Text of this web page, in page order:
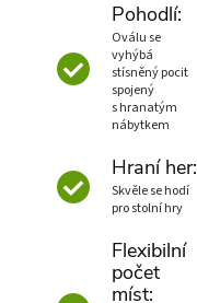
Pohodlí:
Oválu se
vyhýbá
stísněný pocit
spojený
s hranatým
nábytkem
Hraní her:
Skvěle se hodí
pro stolní hry
Flexibilní
počet
míst: